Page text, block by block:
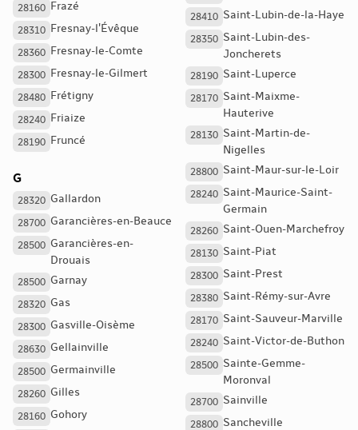
28160 Frazé
28310 Fresnay-l'Évêque
28360 Fresnay-le-Comte
28300 Fresnay-le-Gilmert
28480 Frétigny
28240 Friaize
28190 Fruncé
G
28320 Gallardon
28700 Garancières-en-Beauce
28500 Garancières-en-
Drouais
28500 Garnay
28320 Gas
28300 Gasville-Oisème
28630 Gellainville
28500 Germainville
28260 Gilles
28160 Gohory
28410 Saint-Lubin-de-la-Haye
28350 Saint-Lubin-des-
Joncherets
28190 Saint-Luperce
28170 Saint-Maixme-
Hauterive
28130 Saint-Martin-de-
Nigelles
28800 Saint-Maur-sur-le-Loir
28240 Saint-Maurice-Saint-
Germain
28260 Saint-Ouen-Marchefroy
28130 Saint-Piat
28300 Saint-Prest
28380 Saint-Rémy-sur-Avre
28170 Saint-Sauveur-Marville
28240 Saint-Victor-de-Buthon
28500 Sainte-Gemme-
Moronval
28700 Sainville
28800 Sancheville